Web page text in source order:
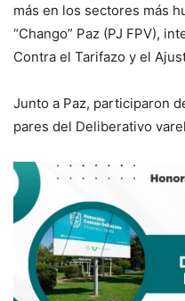
más en los sectores más
“Chango” Paz (PJ FPV),
Contra el Tarifazo y el
Junto a Paz, participaron
pares del Deliberativo